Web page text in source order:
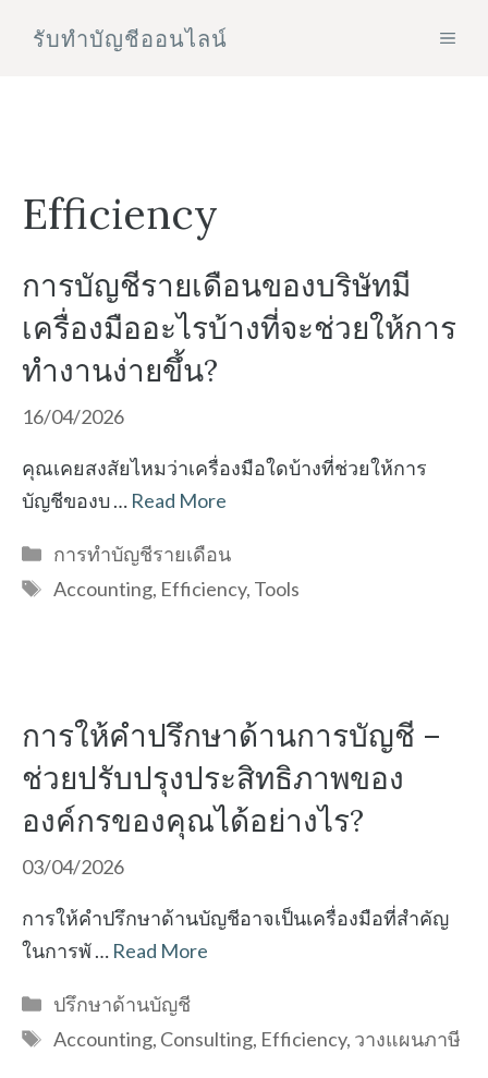
รับทําบัญชีออนไลน์
Efficiency
การบัญชีรายเดือนของบริษัทมี
เครื่องมืออะไรบ้างที่จะช่วยให้การ
ทำงานง่ายขึ้น?
16/04/2026
คุณเคยสงสัยไหมว่าเครื่องมือใดบ้างที่ช่วยให้การ
บัญชีของบ … Read More
Categories
การทำบัญชีรายเดือน
Tags
Accounting, Efficiency, Tools
การให้คำปรึกษาด้านการบัญชี –
ช่วยปรับปรุงประสิทธิภาพของ
องค์กรของคุณได้อย่างไร?
03/04/2026
การให้คำปรึกษาด้านบัญชีอาจเป็นเครื่องมือที่สำคัญ
ในการพั … Read More
Categories
ปรึกษาด้านบัญชี
Tags
Accounting, Consulting, Efficiency, วางแผนภาษี